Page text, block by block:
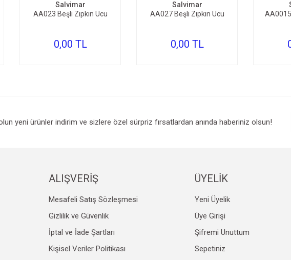
Salvimar
AA023 Beşli Zıpkın Ucu
0,00 TL
Salvimar
AA027 Beşli Zıpkın Ucu
0,00 TL
AA0015
yeni ürünler indirim ve sizlere özel sürpriz fırsatlardan anında haberiniz olsun!
ALIŞVERİŞ
Mesafeli Satış Sözleşmesi
Gizlilik ve Güvenlik
İptal ve İade Şartları
Kişisel Veriler Politikası
ÜYELİK
Yeni Üyelik
Üye Girişi
Şifremi Unuttum
Sepetiniz